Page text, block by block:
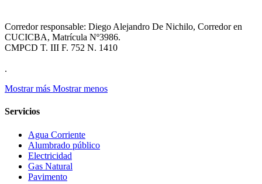
Corredor responsable: Diego Alejandro De Nichilo, Corredor en
CUCICBA, Matrícula Nº3986.
CMPCD T. III F. 752 N. 1410
.
Mostrar más Mostrar menos
Servicios
Agua Corriente
Alumbrado público
Electricidad
Gas Natural
Pavimento